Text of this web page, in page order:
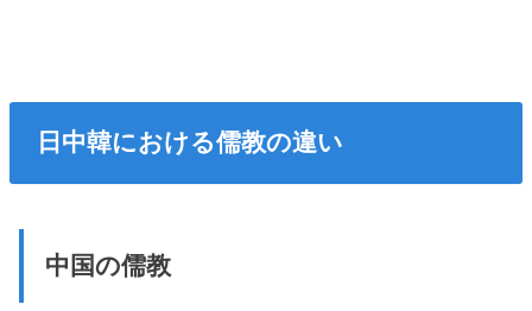
日中韓における儒教の違い
中国の儒教